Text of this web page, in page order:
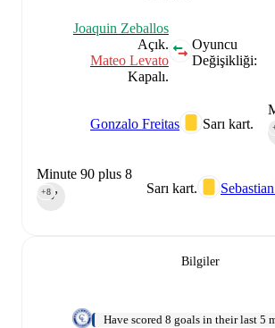
Oyuncu
Değişikliği:
Joaquin Zeballos
Açık.
Mateo Levato
Kapalı.
Sarı kart.
Gonzalo Freitas
Sarı kart.
Minute 90 plus 8
90‎’‎
+8
Bilgiler
Have scored 8 goals in their last 5